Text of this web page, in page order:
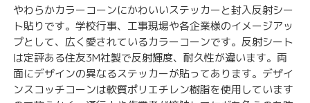
やわらかカラーコーンにかわいいステッカーと封入反射シー
ト貼りです。学校行事、工事現場や各企業様のイメージアッ
プとして、広く愛されているカラーコーンです。反射シート
は定評ある住友3M社製で反射輝度、耐久性が違います。両
面にデザインの異なるステッカーが貼ってあります。デザイ
ンスコッチコーンは軟質ポリエチレン樹脂を使用しています